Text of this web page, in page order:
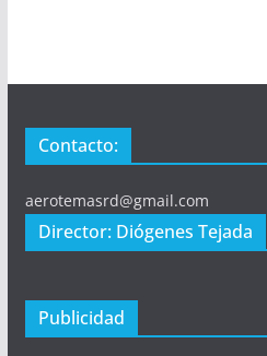
Contacto:
aerotemasrd@gmail.com
Director: Diógenes Tejada
Publicidad